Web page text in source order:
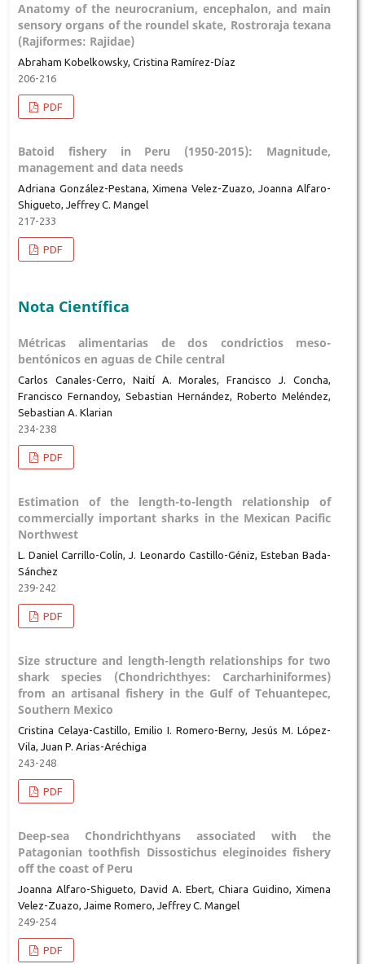
Anatomy of the neurocranium, encephalon, and main
sensory organs of the roundel skate, Rostroraja texana
(Rajiformes: Rajidae)
Abraham Kobelkowsky, Cristina Ramírez-Díaz
206-216
PDF
Batoid fishery in Peru (1950-2015): Magnitude,
management and data needs
Adriana González-Pestana, Ximena Velez-Zuazo, Joanna Alfaro-
Shigueto, Jeffrey C. Mangel
217-233
PDF
Nota Científica
Métricas alimentarias de dos condrictios meso-
bentónicos en aguas de Chile central
Carlos Canales-Cerro, Naití A. Morales, Francisco J. Concha,
Francisco Fernandoy, Sebastian Hernández, Roberto Meléndez,
Sebastian A. Klarian
234-238
PDF
Estimation of the length-to-length relationship of
commercially important sharks in the Mexican Pacific
Northwest
L. Daniel Carrillo-Colín, J. Leonardo Castillo-Géniz, Esteban Bada-
Sánchez
239-242
PDF
Size structure and length-length relationships for two
shark species (Chondrichthyes: Carcharhiniformes)
from an artisanal fishery in the Gulf of Tehuantepec,
Southern Mexico
Cristina Celaya-Castillo, Emilio I. Romero-Berny, Jesús M. López-
Vila, Juan P. Arias-Aréchiga
243-248
PDF
Deep-sea Chondrichthyans associated with the
Patagonian toothfish Dissostichus eleginoides fishery
off the coast of Peru
Joanna Alfaro-Shigueto, David A. Ebert, Chiara Guidino, Ximena
Velez-Zuazo, Jaime Romero, Jeffrey C. Mangel
249-254
PDF